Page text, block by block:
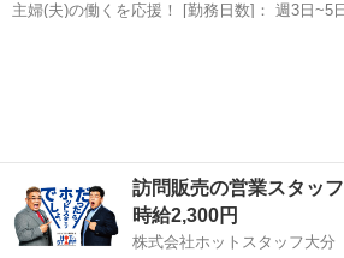
主婦(夫)の働くを応援！ [勤務日数]： 週3日~5日
訪問販売の営業スタッフ
時給2,300円
株式会社ホットスタッフ大分